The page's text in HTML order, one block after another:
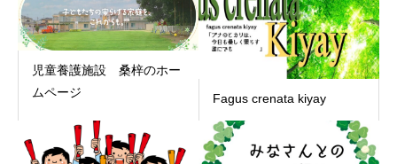
児童養護施設 桑梓のホー
ムページ
Fagus crenata kiyay